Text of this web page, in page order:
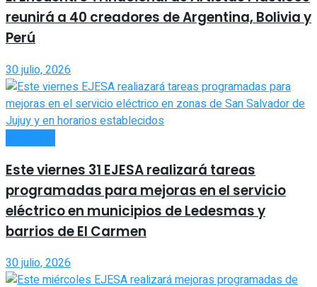
reunirá a 40 creadores de Argentina, Bolivia y
Perú
30 julio, 2026
Este viernes 31 EJESA realizará tareas
programadas para mejoras en el servicio
eléctrico en municipios de Ledesmas y
barrios de El Carmen
30 julio, 2026